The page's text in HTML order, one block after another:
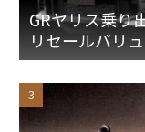
GRヤリス乗り
リセールバリ